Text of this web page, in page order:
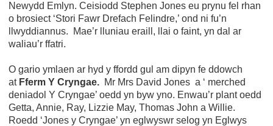
Newydd Emlyn. Ceisiodd Stephen Jones eu prynu fel rhan
o brosiect ‘Stori Fawr Drefach Felindre,’ ond ni fu’n
llwyddiannus. Mae’r lluniau eraill, llai o faint, yn dal ar
waliau’r ffatri.
O gario ymlaen ar hyd y ffordd gul am dipyn fe ddowch
at Fferm Y Cryngae. Mr Mrs David Jones a ‘ merched
deniadol Y Cryngae’ oedd yn byw yno. Enwau’r plant oedd
Getta, Annie, Ray, Lizzie May, Thomas John a Willie.
Roedd ‘Jones y Cryngae’ yn eglwyswr selog yn Eglwys